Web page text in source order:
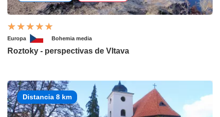
Europa Bohemia media
Roztoky - perspectivas de Vltava
Distancia 8 km